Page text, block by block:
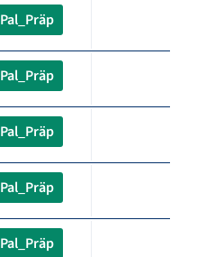
Pal_Präp
Pal_Präp
Pal_Präp
Pal_Präp
Pal_Präp